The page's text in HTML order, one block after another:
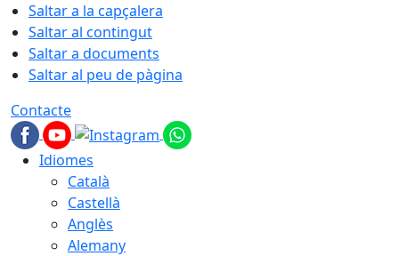
Saltar a la capçalera
Saltar al contingut
Saltar a documents
Saltar al peu de pàgina
Contacte
Idiomes
Català
Castellà
Anglès
Alemany